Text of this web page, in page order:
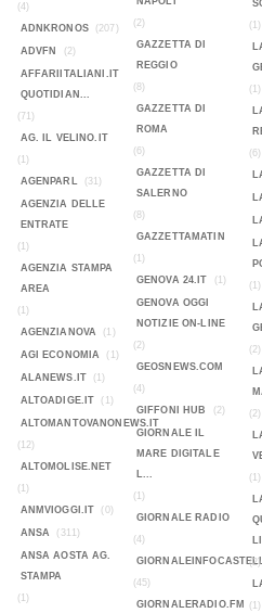
(4)
ADNKRONOS
(207)
ADVFN (2)
AFFARIITALIANI.IT
QUOTIDIAN...
(71)
AG. IL VELINO.IT
(1)
AGENPARL
(31)
AGENZIA DELLE
ENTRATE
(1)
AGENZIA STAMPA
AREA
(1)
AGENZIANOVA
(1)
AGI ECONOMIA (1)
ALANEWS.IT (1)
ALTOADIGE.IT (1)
ALTOMANTOVANONEWS.IT
(12)
ALTOMOLISE.NET
(1)
ANMVIOGGI.IT
(0)
ANSA (311)
ANSA AOSTA AG.
STAMPA
(1)
(2)
GAZZETTA DI
REGGIO
(8)
GAZZETTA DI
ROMA
(6)
GAZZETTA DI
SALERNO
(8)
GAZZETTAMATIN
(1)
GENOVA 24.IT
(1)
GENOVA OGGI
NOTIZIE ON-LINE
(2)
GEOSNEWS.COM
(4)
GIFFONI HUB
(2)
GIORNALE IL
MARE DIGITALE
L...
(1)
GIORNALE RADIO
(4)
(45)
GIORNALERADIO.FM
(1)
(1)
(6)
(1)
(2)
(2)
(1)
(2)
(1)